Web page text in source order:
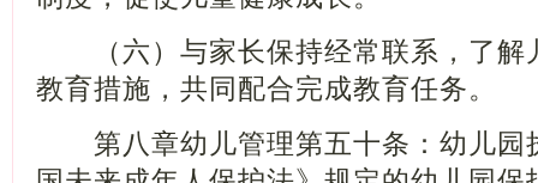
（六）与家长保持经常联系，了解
教育措施，共同配合完成教育任务。
第八章幼儿管理第五十条：幼儿园